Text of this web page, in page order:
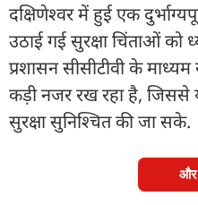
दक्षिणेश्वर में हुई एक
उठाई गई सुरक्षा चिंताओं को
प्रशासन सीसीटीवी के माध्यम
कड़ी नजर रख रहा है, जिससे
सुरक्षा सुनिश्चित की जा सके.
और